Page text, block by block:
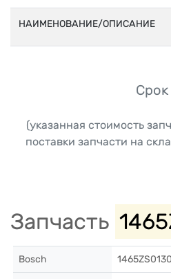
НАИМЕНОВАНИЕ/ОПИСАНИЕ
(указанная стоимость
поставки запчасти на
Запчасть
Bosch 1465ZS0130